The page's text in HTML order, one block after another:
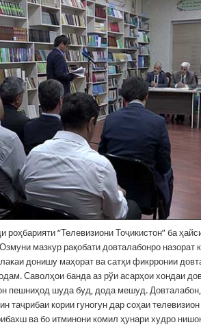
роҳбарияти “Телевизиони Тоҷикистон” ба
мазкур рақобати довталабонро назорат
донишу маҳорат ва сатҳи фикрронии
Саволҳои банда аз рўи асарҳои хондаи
пешниҳод шуда буд, дода мешуд.
таҷрибаи кории гуногун дар соҳаи
ва бо итминони комил ҳунари худро